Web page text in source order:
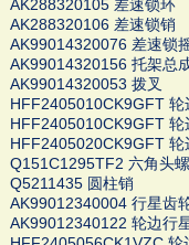
AK288320105 差速锁环
AK288320106 差速锁销
AK99014320076 差速锁
AK99014320156 托架总
AK99014320053 拨叉
HFF2405010CK9GFT 轮
HFF2405010CK9GFT 轮
HFF2405020CK9GFT 轮
Q151C1295TF2 六角头
Q5211435 圆柱销
AK99012340004 行星齿
AK99012340122 轮边行